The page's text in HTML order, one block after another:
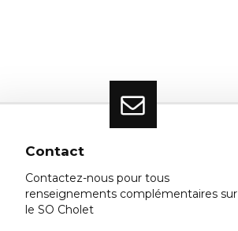
Contact
Contactez-nous pour tous
renseignements complémentaires sur
le SO Cholet